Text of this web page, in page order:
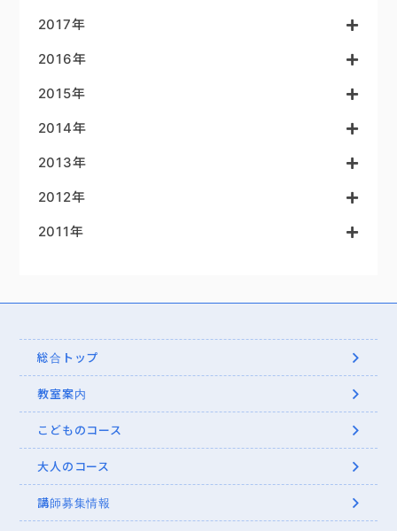
2017年
2016年
2015年
2014年
2013年
2012年
2011年
総合トップ
教室案内
こどものコース
大人のコース
講師募集情報